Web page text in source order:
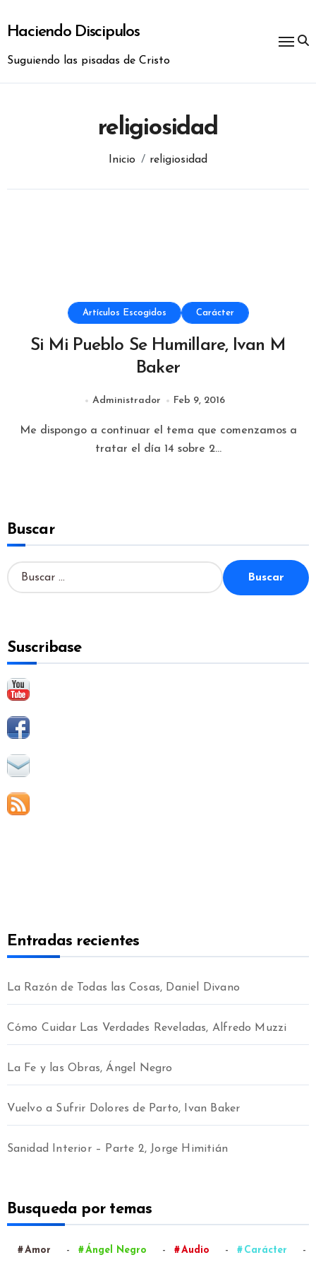
contenido
Haciendo Discipulos
Suguiendo las pisadas de Cristo
religiosidad
Inicio religiosidad
Artículos Escogidos Carácter
Si Mi Pueblo Se Humillare, Ivan M
Baker
Administrador Feb 9, 2016
Me dispongo a continuar el tema que comenzamos a
tratar el día 14 sobre 2...
Buscar
B
u
r
:
Suscribase
Entradas recientes
La Razón de Todas las Cosas, Daniel Divano
Cómo Cuidar Las Verdades Reveladas, Alfredo Muzzi
La Fe y las Obras, Ángel Negro
Vuelvo a Sufrir Dolores de Parto, Ivan Baker
Sanidad Interior – Parte 2, Jorge Himitián
Busqueda por temas
Amor - Ángel Negro - Audio - Carácter -